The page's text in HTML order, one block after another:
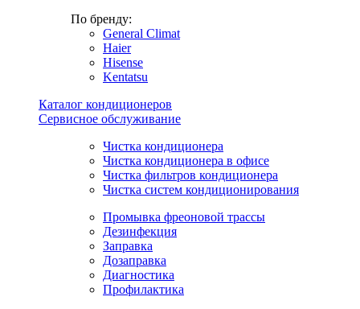
По бренду:
General Climat
Haier
Hisense
Kentatsu
Каталог кондиционеров
Сервисное обслуживание
Чистка кондиционера
Чистка кондиционера в офисе
Чистка фильтров кондиционера
Чистка систем кондиционирования
Промывка фреоновой трассы
Дезинфекция
Заправка
Дозаправка
Диагностика
Профилактика